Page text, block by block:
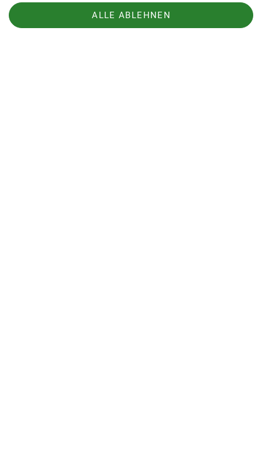
genossen, einschließlich regionalem Bergkäsekauf
dort!
ALLE ABLEHNEN